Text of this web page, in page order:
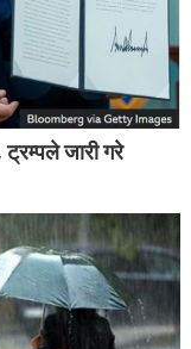
जारी गरे